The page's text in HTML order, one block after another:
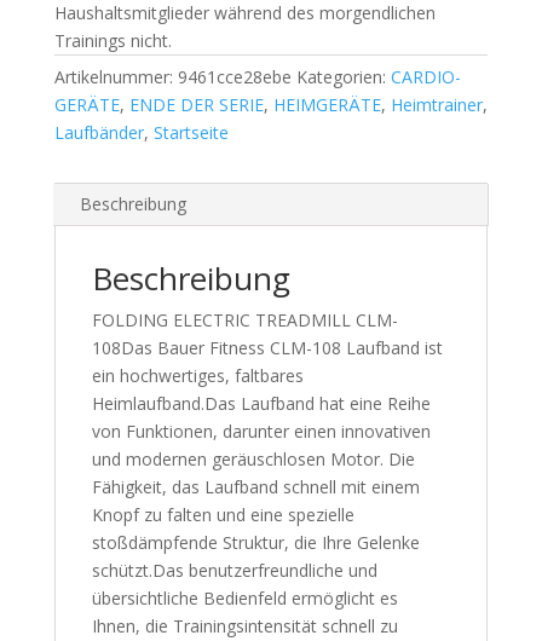
Haushaltsmitglieder während des morgendlichen
Trainings nicht.
Artikelnummer: 9461cce28ebe Kategorien: CARDIO-
GERÄTE, ENDE DER SERIE, HEIMGERÄTE, Heimtrainer,
Laufbänder, Startseite
Beschreibung
Beschreibung
FOLDING ELECTRIC TREADMILL CLM-
108Das Bauer Fitness CLM-108 Laufband ist
ein hochwertiges, faltbares
Heimlaufband.Das Laufband hat eine Reihe
von Funktionen, darunter einen innovativen
und modernen geräuschlosen Motor. Die
Fähigkeit, das Laufband schnell mit einem
Knopf zu falten und eine spezielle
stoßdämpfende Struktur, die Ihre Gelenke
schützt.Das benutzerfreundliche und
übersichtliche Bedienfeld ermöglicht es
Ihnen, die Trainingsintensität schnell zu